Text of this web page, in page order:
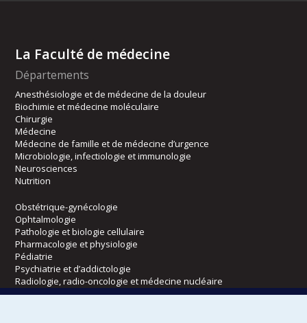
La Faculté de médecine
Départements
Anesthésiologie et de médecine de la douleur
Biochimie et médecine moléculaire
Chirurgie
Médecine
Médecine de famille et de médecine d’urgence
Microbiologie, infectiologie et immunologie
Neurosciences
Nutrition
Obstétrique-gynécologie
Ophtalmologie
Pathologie et biologie cellulaire
Pharmacologie et physiologie
Pédiatrie
Psychiatrie et d’addictologie
Radiologie, radio-oncologie et médecine nucléaire